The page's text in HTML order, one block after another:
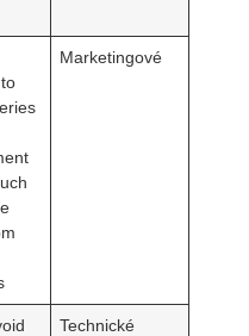
Marketingové
Technické